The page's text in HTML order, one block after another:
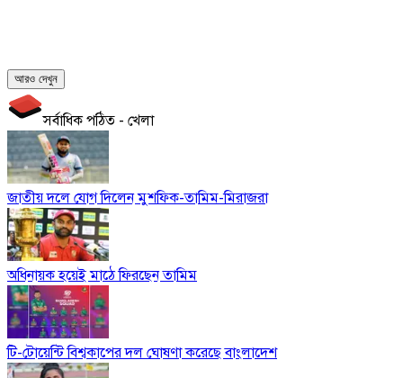
আরও দেখুন
সর্বাধিক পঠিত - খেলা
জাতীয় দলে যোগ দিলেন মুশফিক-তামিম-মিরাজরা
অধিনায়ক হয়েই মাঠে ফিরছেন তামিম
টি-টোয়েন্টি বিশ্বকাপের দল ঘোষণা করেছে বাংলাদেশ